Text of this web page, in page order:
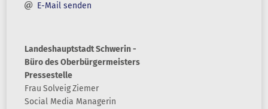
E-Mail senden
Landeshauptstadt Schwerin -
Büro des Oberbürgermeisters
Pressestelle
Frau SolveigZiemer
Social Media Managerin